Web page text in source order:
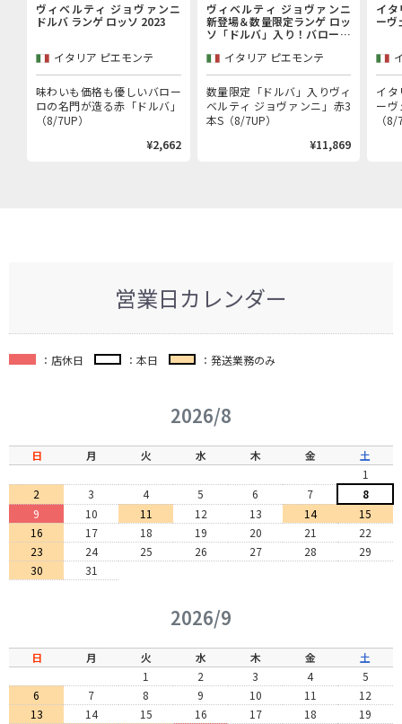
ヴィベルティ ジョヴァンニ
ドルバ ランゲ ロッソ 2023
イタリア ピエモンテ
味わいも価格も優しいバロー
ロの名門が造る赤「ドルバ」
（8/7UP）
¥2,662
ヴィベルティ ジョヴァンニ
新登場＆数量限定ランゲ ロッ
ソ「ドルバ」入り！バローロ
産者「ヴィベルティ ジョヴァ
ンニ」赤3本セット
イタリア ピエモンテ
数量限定「ドルバ」入りヴィ
ベルティ ジョヴァンニ」赤3
本S（8/7UP）
¥11,869
イタ
ーヴ
イタ
ー
（
営業日カレンダー
：店休日 ：本日 ：発送業務のみ
2026/8
日 月 火 水 木 金
土
1
2
3 4 5 6 7
8
9
10 11 12 13 14
15
16
17 18 19 20 21
22
23
24 25 26 27 28
29
30
31
2026/9
日 月 火 水 木 金
土
1
2 3 4
5
6
7 8 9 10 11
12
13
14 15 16 17 18
19